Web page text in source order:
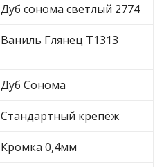
Дуб сонома светлый 2774
Ваниль Глянец Т1313
Дуб Сонома
Стандартный крепёж
Кромка 0,4мм